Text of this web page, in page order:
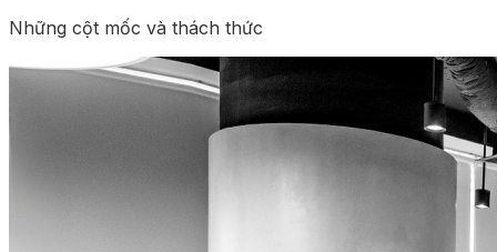
Những cột mốc và thách thức